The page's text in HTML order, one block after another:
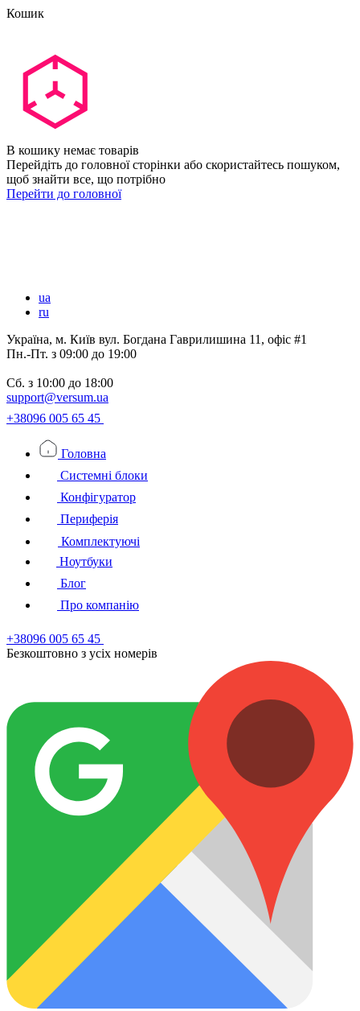
Кошик
В кошику немає товарів
Перейдіть до головної сторінки або скористайтесь пошуком,
щоб знайти все, що потрібно
Перейти до головної
ua
ru
Україна, м. Київ вул. Богдана Гаврилишина 11, офіс #1
Пн.-Пт. з 09:00 до 19:00
Сб. з 10:00 до 18:00
support@versum.ua
+38096 005 65 45
Головна
Системні блоки
Конфігуратор
Периферія
Комплектуючі
Ноутбуки
Блог
Про компанію
+38096 005 65 45
Безкоштовно з усiх номерiв